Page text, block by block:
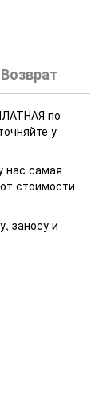
Возврат
по
у
нас самая
стоимости
заносу и